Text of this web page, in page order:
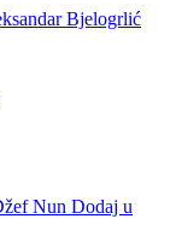
Dodaj u